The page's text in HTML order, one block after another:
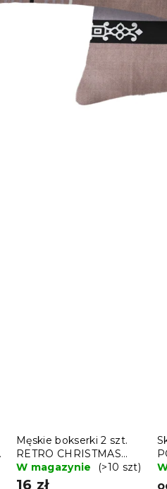
Męskie bokserki 2 szt.
RETRO CHRISTMAS
czerwone/szare - różne
rozmiary
W magazynie (>10 szt)
16 zł